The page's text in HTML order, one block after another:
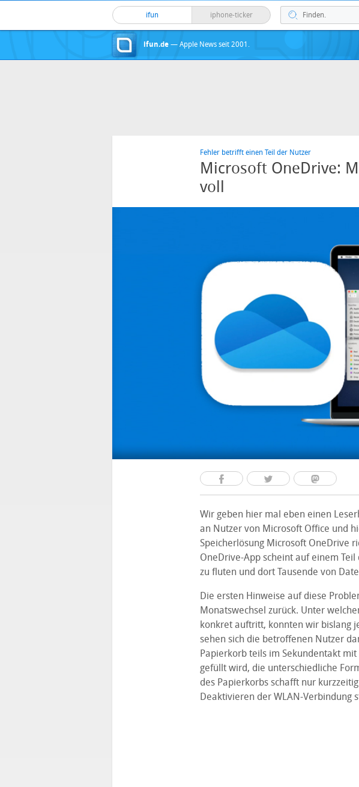
ifun iphone-ticker
ifun.de — Apple News seit 2001.
Fehler betrifft einen Teil der Nutzer
Microsoft OneDrive:
voll
Wir geben hier mal eben einen
an Nutzer von Microsoft Office und
Speicherlösung Microsoft OneDrive
OneDrive-App scheint auf einem
zu fluten und dort Tausende von
Die ersten Hinweise auf diese
Monatswechsel zurück. Unter
konkret auftritt, konnten wir bislang
sehen sich die betroffenen Nutzer
Papierkorb teils im Sekundentakt
gefüllt wird, die unterschiedliche
des Papierkorbs schafft nur
Deaktivieren der WLAN-Verbindung